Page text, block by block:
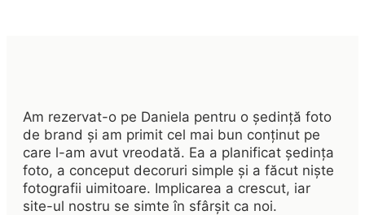
Am rezervat-o pe Daniela pentru o ședință foto
de brand și am primit cel mai bun conținut pe
care l-am avut vreodată. Ea a planificat ședința
foto, a conceput decoruri simple și a făcut niște
fotografii uimitoare. Implicarea a crescut, iar
site-ul nostru se simte în sfârșit ca noi.